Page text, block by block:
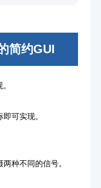
简约GUI
可实现。
种不同的信号。